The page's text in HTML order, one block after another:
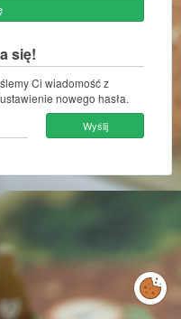
się!
Ci wiadomość z
nowego hasła.
Wyślij
Zarządzaj
preferencjami
cookies